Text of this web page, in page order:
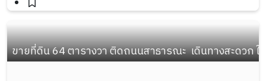
ขายที่ดิน 64 ตารางวา ติดถนนสาธารณะ  เดินทางสะดวก